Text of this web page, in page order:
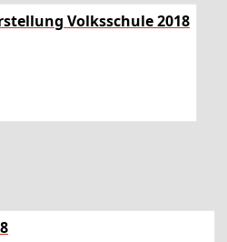
Volksschule 2018